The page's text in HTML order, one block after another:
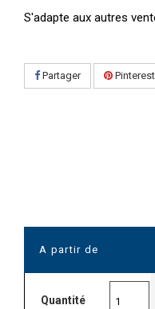
S'adapte aux autres
Partager Pinterest
A partir de
Quantité